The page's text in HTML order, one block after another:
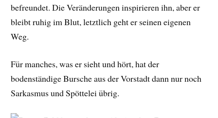
befreundet. Die Veränderungen inspirieren ihn, aber er
bleibt ruhig im Blut, letztlich geht er seinen eigenen
Weg.
Für manches, was er sieht und hört, hat der
bodenständige Bursche aus der Vorstadt dann nur noch
Sarkasmus und Spöttelei übrig.